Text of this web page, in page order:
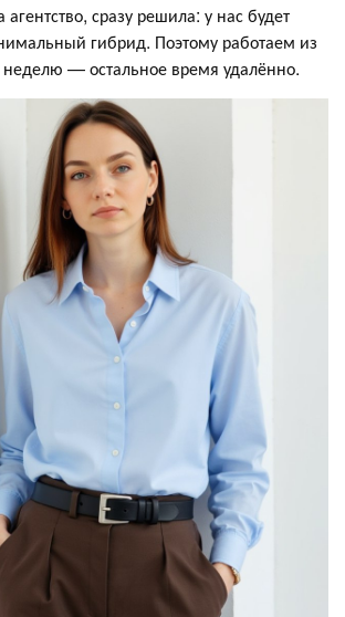
агентство, сразу решила: у нас будет
гибрид. Поэтому работаем из
— остальное время удалённо.